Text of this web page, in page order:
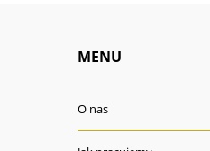
MENU
O nas